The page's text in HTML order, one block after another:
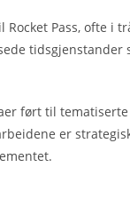
Pass, ofte i
tidsgjenstander
ført til
er